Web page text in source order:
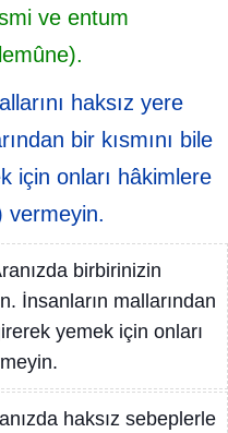
ve entum
haksız yere
bir kısmını bile
için onları hâkimlere
vermeyin.
birbirinizin
İnsanların mallarından
yemek için onları
haksız sebeplerle